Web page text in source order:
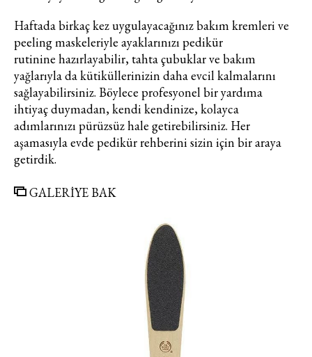
Haftada birkaç kez uygulayacağınız bakım kremleri ve
peeling maskeleriyle ayaklarınızı pedikür
rutinine hazırlayabilir, tahta çubuklar ve bakım
yağlarıyla da kütiküllerinizin daha evcil kalmalarını
sağlayabilirsiniz. Böylece profesyonel bir yardıma
ihtiyaç duymadan, kendi kendinize, kolayca
adımlarınızı pürüzsüz hale getirebilirsiniz. Her
aşamasıyla evde pedikür rehberini sizin için bir araya
getirdik.
GALERİYE BAK